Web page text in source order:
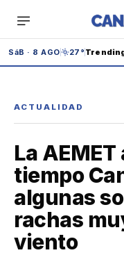
contenido
SáB · 8 AGO 27°
Teide
Andrómeda
ACTUALIDAD
La
tiempo
algunas
rachas
viento